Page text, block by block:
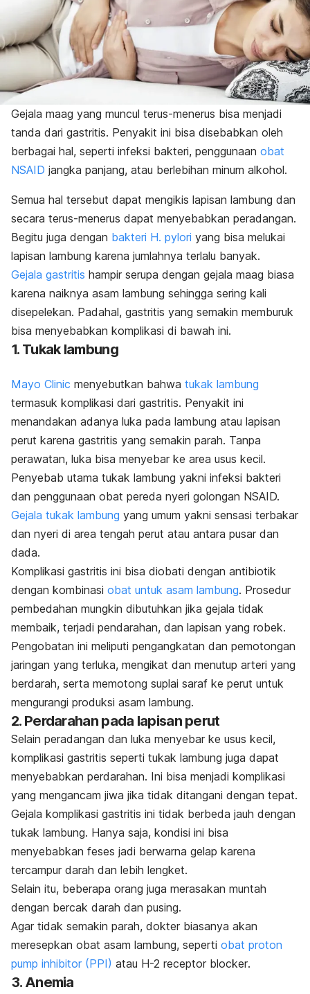
Gejala maag yang muncul terus-menerus bisa menjadi
tanda dari gastritis. Penyakit ini bisa disebabkan oleh
berbagai hal, seperti infeksi bakteri, penggunaan obat
NSAID jangka panjang, atau berlebihan minum alkohol.
Semua hal tersebut dapat mengikis lapisan lambung dan
secara terus-menerus dapat menyebabkan peradangan.
Begitu juga dengan bakteri H. pylori yang bisa melukai
lapisan lambung karena jumlahnya terlalu banyak.
Gejala gastritis hampir serupa dengan gejala maag biasa
karena naiknya asam lambung sehingga sering kali
disepelekan. Padahal, gastritis yang semakin memburuk
bisa menyebabkan komplikasi di bawah ini.
1. Tukak lambung
Mayo Clinic menyebutkan bahwa tukak lambung
termasuk komplikasi dari gastritis. Penyakit ini
menandakan adanya luka pada lambung atau lapisan
perut karena gastritis yang semakin parah. Tanpa
perawatan, luka bisa menyebar ke area usus kecil.
Penyebab utama tukak lambung yakni infeksi bakteri
dan penggunaan obat pereda nyeri golongan NSAID.
Gejala tukak lambung yang umum yakni sensasi terbakar
dan nyeri di area tengah perut atau antara pusar dan
dada.
Komplikasi gastritis ini bisa diobati dengan antibiotik
dengan kombinasi obat untuk asam lambung. Prosedur
pembedahan mungkin dibutuhkan jika gejala tidak
membaik, terjadi pendarahan, dan lapisan yang robek.
Pengobatan ini meliputi pengangkatan dan pemotongan
jaringan yang terluka, mengikat dan menutup arteri yang
berdarah, serta memotong suplai saraf ke perut untuk
mengurangi produksi asam lambung.
2. Perdarahan pada lapisan perut
Selain peradangan dan luka menyebar ke usus kecil,
komplikasi gastritis seperti tukak lambung juga dapat
menyebabkan perdarahan. Ini bisa menjadi komplikasi
yang mengancam jiwa jika tidak ditangani dengan tepat.
Gejala komplikasi gastritis ini tidak berbeda jauh dengan
tukak lambung. Hanya saja, kondisi ini bisa
menyebabkan feses jadi berwarna gelap karena
tercampur darah dan lebih lengket.
Selain itu, beberapa orang juga merasakan muntah
dengan bercak darah dan pusing.
Agar tidak semakin parah, dokter biasanya akan
meresepkan obat asam lambung, seperti obat proton
pump inhibitor (PPI) atau H-2 receptor blocker.
3. Anemia